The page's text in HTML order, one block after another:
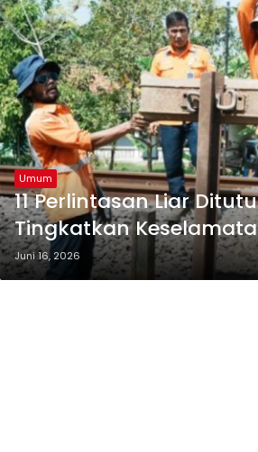
Umum
11 Perlintasan Liar
Tingkatkan
Juni 16, 2026